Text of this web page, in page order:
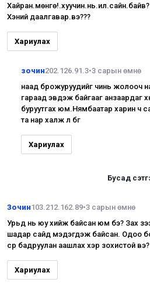
Хэний даалгавар.вэ???
Хариулах
зочин202.126.91.3•3 сарын өмнө
наад брожуруудийг чинь жолооч
гараад эвдэж байгааг анзаардаг
буруутгах юм.Нямбаатар харин ч
та нар халж л бг
Хариулах
Бусад
Зочин103.212.162.89•3 сарын өмнө
Урьд нь юу хийж байсан юм бэ? Зах
шадар сайд мэдэгдэж байсан. Одоо
сүр бадруулан аашлах хэр зохистой вэ?
Хариулах